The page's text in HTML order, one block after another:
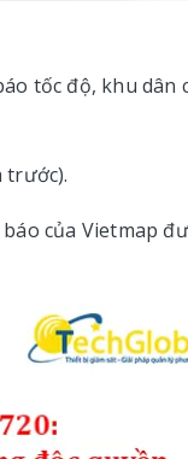
tốc độ, khu dân
trước).
của Vietmap